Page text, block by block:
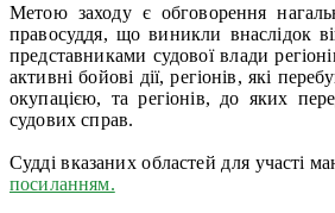
Метою заходу є обговорення
правосуддя, що виникли внаслідок
представниками судової влади
активні бойові дії, регіонів, які
окупацією, та регіонів, до яких
судових справ.
Судді вказаних областей для участі
посиланням.